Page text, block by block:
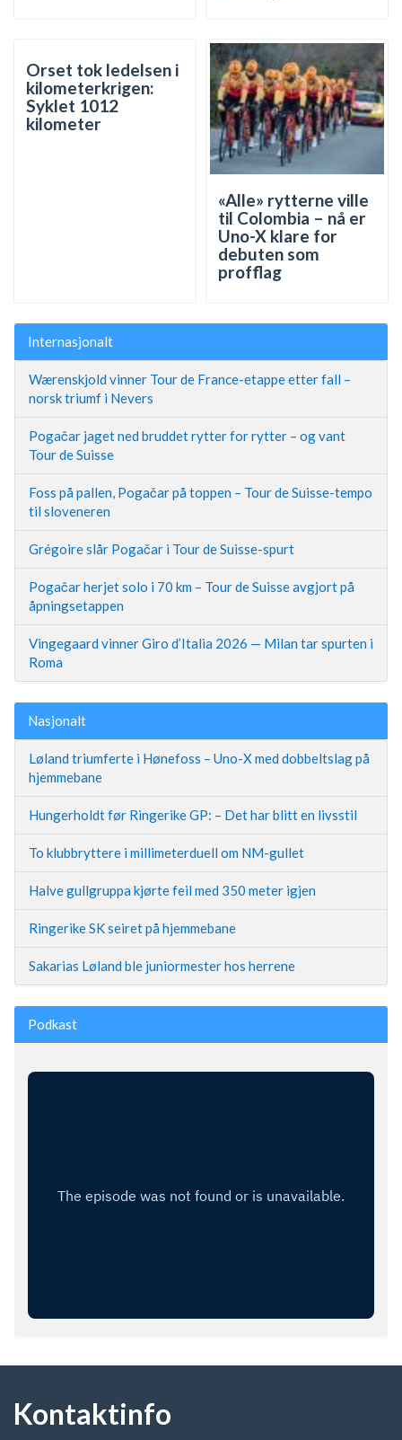
Orset tok ledelsen i
kilometerkrigen:
Syklet 1012
kilometer
«Alle» rytterne ville
til Colombia – nå er
Uno-X klare for
debuten som
profflag
Internasjonalt
Wærenskjold vinner Tour de France-etappe etter fall –
norsk triumf i Nevers
Pogačar jaget ned bruddet rytter for rytter – og vant
Tour de Suisse
Foss på pallen, Pogačar på toppen – Tour de Suisse-tempo
til sloveneren
Grégoire slår Pogačar i Tour de Suisse-spurt
Pogačar herjet solo i 70 km – Tour de Suisse avgjort på
åpningsetappen
Vingegaard vinner Giro d’Italia 2026 — Milan tar spurten i
Roma
Nasjonalt
Løland triumferte i Hønefoss – Uno-X med dobbeltslag på
hjemmebane
Hungerholdt før Ringerike GP: – Det har blitt en livsstil
To klubbryttere i millimeterduell om NM-gullet
Halve gullgruppa kjørte feil med 350 meter igjen
Ringerike SK seiret på hjemmebane
Sakarias Løland ble juniormester hos herrene
Podkast
Kontaktinfo